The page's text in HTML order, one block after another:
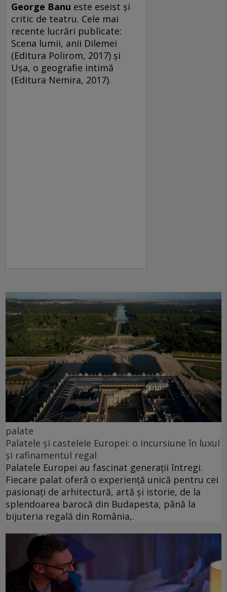
George Banu este eseist şi
critic de teatru. Cele mai
recente lucrări publicate:
Scena lumii, anii Dilemei
(Editura Polirom, 2017) și
Ușa, o geografie intimă
(Editura Nemira, 2017).
palate
Palatele și castelele Europei: o incursiune în luxul
și rafinamentul regal
Palatele Europei au fascinat generații întregi.
Fiecare palat oferă o experiență unică pentru cei
pasionați de arhitectură, artă și istorie, de la
splendoarea barocă din Budapesta, până la
bijuteria regală din România,.